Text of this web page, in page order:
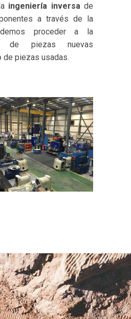
ingeniería inversade
a través de la
proceder a la
de piezas nuevas
de piezas usadas.